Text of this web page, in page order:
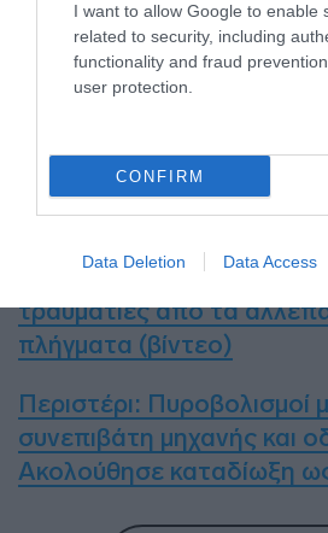
I want to allow Google to enable
related to security, including
functionality and fraud
user protection.
CONFIRM
Data Deletion Data Access
εξυπηρέτησή του. Κάθε
προασπιζόμαστε το
ενισχύουμε τον ασθενή,
σύστημα υγείας».
Ειδήσεις σήμερα:
Ισραήλ: Οκτώ νεκροί και
τραυματίες από τα
πλήγματα (βίντεο)
Περιστέρι: Πυροβολισμοί
συνεπιβάτη μηχανής και
Ακολούθησε καταδίωξη